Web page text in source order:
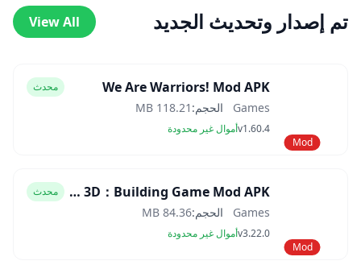
تم إصدار وتحديث الجديد View All
Mod
We Are Warriors! Mod APK محدث
Games الحجم: 118.21 MB
v1.60.4أموال غير محدودة
Mod
Block Craft 3D：Building Game Mod APK محدث
Games الحجم:84.36 MB
v3.22.0أموال غير محدودة